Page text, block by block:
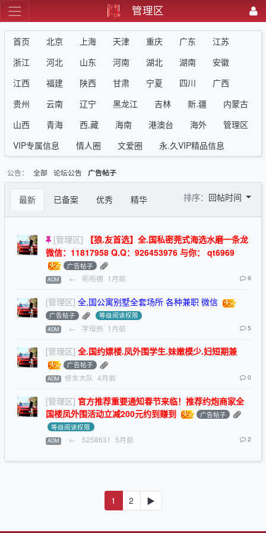
管理区
首页 北京 上海 天津 重庆 广东
江苏
浙江
河北 山东 河南 湖北 湖南
安徽
江西
福建 陕西 甘肃 宁夏 四川
广西
贵州
云南 辽宁 黑龙江 吉林 新.疆
内蒙古
山西
青海 西,藏 海南 港澳台 海外
管理区
VIP专属信息
情人圈 文爱圈 永.久VIP精品信息
公告： 全部 论坛公告 广告帖子
最新 已备案 优秀 精华 排序： 回帖时间
[管理区]
【狼.友首选】全.国私密莞式海选水磨一条龙
微信：11817958 Q.Q：926453976 与你： qt6969
广告帖子
ADM ← 呃呃德 1月前 9
[管理区] 全,国公寓别墅全套场所 各种兼职 微信
广告帖子 等级阅读权限
ADM ← 字母热 1月前 5
[管理区] 全.国约嫖楼.凤外围学生.妹嫩模少.妇短期兼
广告帖子
ADM 修车大队 4月前 0
[管理区] 官方推荐重要通知春节来临！推荐约炮商家全
国楼凤外围活动立减200元约到赚到
广告帖子
等级阅读权限
ADM ← 5258631 5月前 2
1 2 ▶